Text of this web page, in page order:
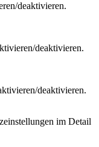
deaktivieren.
deaktivieren.
deaktivieren.
im Detail